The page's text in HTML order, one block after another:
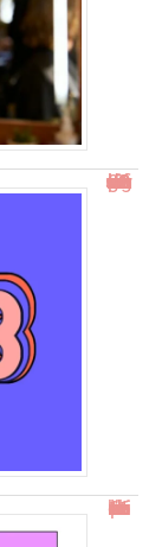
23h23 signification : découvrez son impact et ses messages
16h16 : comprendre l’heure miroir